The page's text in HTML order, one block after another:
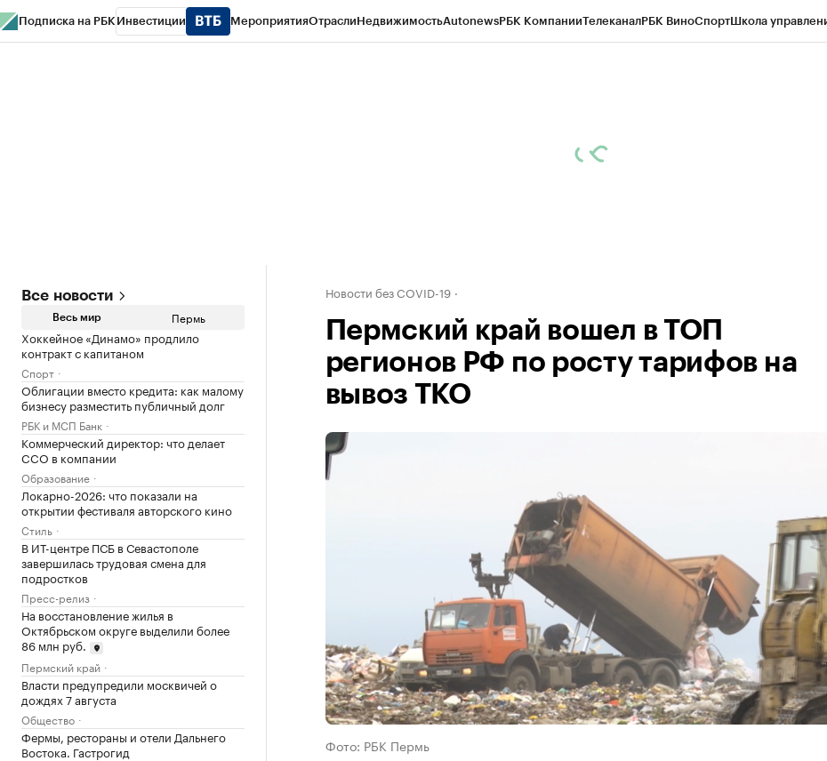
Подписка на РБК Инвестиции МероприятияОтраслиНедвижимостьAutonewsРБК КомпанииТелеканалРБК ВиноСпортШкола
Все новости
Весь мир Пермь
Хоккейное «Динамо» продлило
контракт с капитаном
Спорт
Облигации вместо кредита: как малому
бизнесу разместить публичный долг
РБК и МСП Банк
Коммерческий директор: что делает
CCO в компании
Образование
Локарно-2026: что показали на
открытии фестиваля авторского кино
Стиль
В ИТ-центре ПСБ в Севастополе
завершилась трудовая смена для
подростков
Пресс-релиз
На восстановление жилья в
Октябрьском округе выделили более
86 млн руб.
Пермский край
Власти предупредили москвичей о
дождях 7 августа
Общество
Фермы, рестораны и отели Дальнего
Востока. Гастрогид
Новости без COVID-19
Пермский край вошел в ТОП
регионов РФ по росту тарифов на
вывоз ТКО
Фото: РБК Пермь